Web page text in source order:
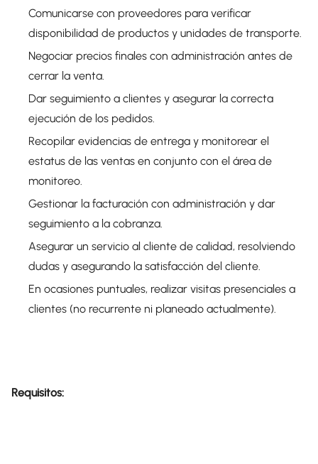
Comunicarse con proveedores para verificar
disponibilidad de productos y unidades de transporte.
Negociar precios finales con administración antes de
cerrar la venta.
Dar seguimiento a clientes y asegurar la correcta
ejecución de los pedidos.
Recopilar evidencias de entrega y monitorear el
estatus de las ventas en conjunto con el área de
monitoreo.
Gestionar la facturación con administración y dar
seguimiento a la cobranza.
Asegurar un servicio al cliente de calidad, resolviendo
dudas y asegurando la satisfacción del cliente.
En ocasiones puntuales, realizar visitas presenciales a
clientes (no recurrente ni planeado actualmente).
Requisitos: